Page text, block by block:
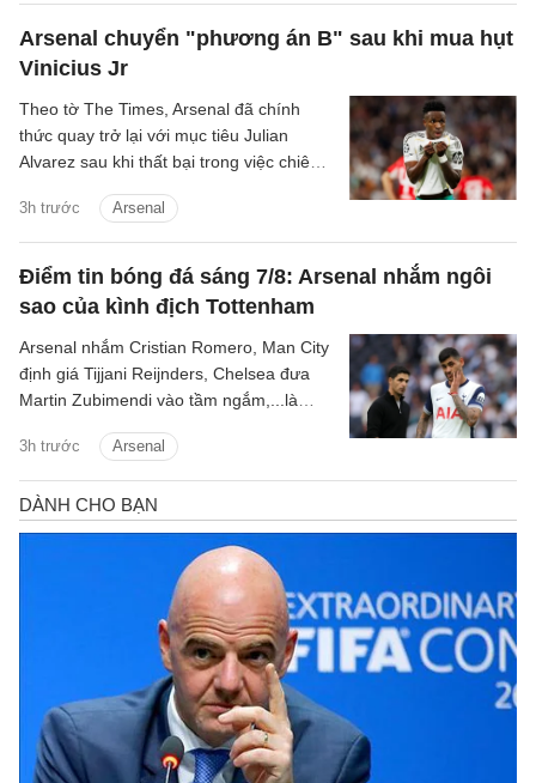
Arsenal chuyển "phương án B" sau khi mua hụt
Vinicius Jr
3h trước Arsenal
Theo tờ The Times, Arsenal đã chính
thức quay trở lại với mục tiêu Julian
Alvarez sau khi thất bại trong việc chiêu
Điểm tin bóng đá sáng 7/8: Arsenal nhắm ngôi
sao của kình địch Tottenham
3h trước Arsenal
Arsenal nhắm Cristian Romero, Man City
định giá Tijjani Reijnders, Chelsea đưa
Martin Zubimendi vào tầm ngắm,...là
tin bóng đá sáng 31/7.